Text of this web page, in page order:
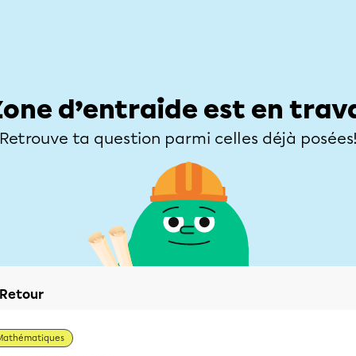
d’entraide est en
Retrouve ta question parmi celles déjà
Retour